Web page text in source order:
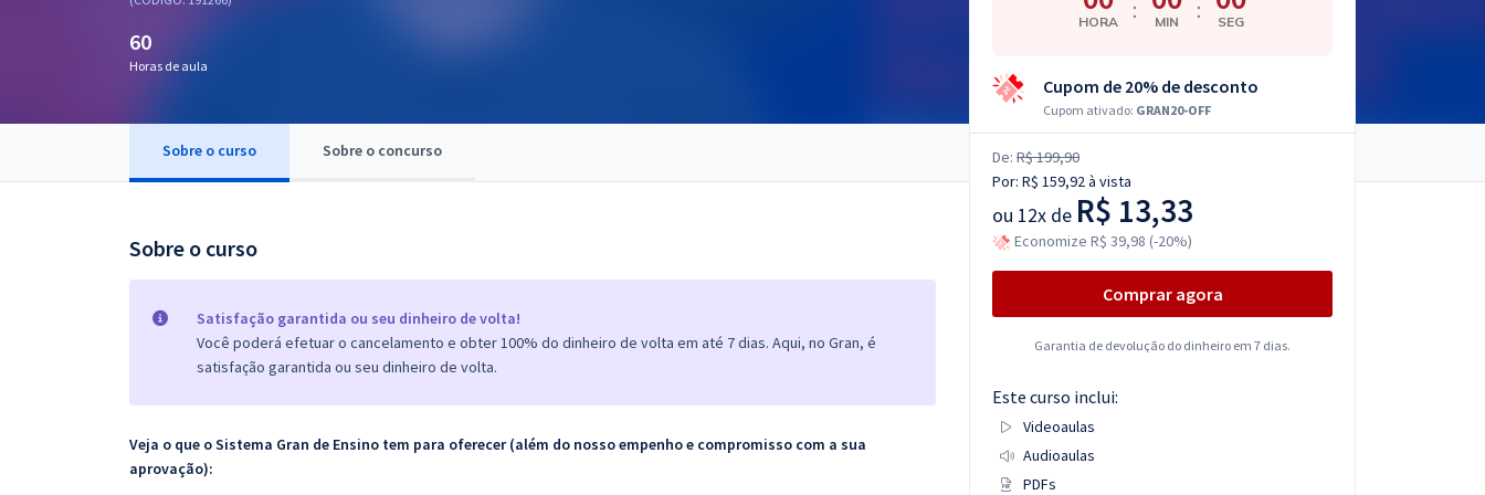
OAB
60
Horas de aula
Sobre o curso Sobre o concurso
Sobre o curso
Satisfação garantida ou seu dinheiro de volta!
Você poderá efetuar o cancelamento e obter 100% do dinheiro de volta em até 7 dias. Aqui, no Gran, é
satisfação garantida ou seu dinheiro de volta.
Veja o que o Sistema Gran de Ensino tem para oferecer (além do nosso empenho e compromisso com a sua
aprovação):
HORA : MIN : SEG
Cupom de 20% de desconto
Cupom ativado: GRAN20-OFF
De: R$ 199,90
Por: R$ 159,92à vista
ou 12x de R$ 13,33
Economize R$ 39,98 (-20%)
Comprar agora
Garantia de devolução do dinheiro em 7 dias.
Este curso inclui:
Videoaulas
Audioaulas
PDFs